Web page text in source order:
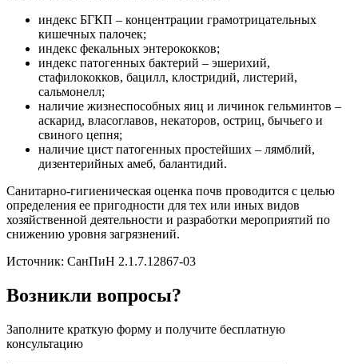
индекс БГКП – концентрации грамотрицательных
кишечных палочек;
индекс фекальных энтерококков;
индекс патогенных бактерий – эшерихий,
стафилококков, бацилл, клостридий, листерий,
сальмонелл;
наличие жизнеспособных яиц и личинок гельминтов –
аскарид, власоглавов, некаторов, остриц, бычьего и
свиного цепня;
наличие цист патогенных простейших – лямблий,
дизентерийных амеб, балантидий.
Санитарно-гигиеническая оценка почв проводится с целью
определения ее пригодности для тех или иных видов
хозяйственной деятельности и разработки мероприятий по
снижению уровня загрязнений.
Источник: СанПиН 2.1.7.12867-03
Возникли вопросы?
Заполните краткую форму и получите бесплатную
консультацию